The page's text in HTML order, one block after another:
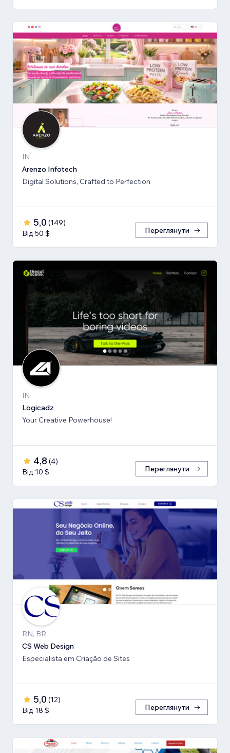
IN
Arenzo Infotech
Digital Solutions, Crafted to Perfection
5,0 (149)
Від 50 $
Переглянути
IN
Logicadz
Your Creative Powerhouse!
4,8 (4)
Від 10 $
Переглянути
RN, BR
CS Web Design
Especialista em Criação de Sites
5,0 (12)
Від 18 $
Переглянути